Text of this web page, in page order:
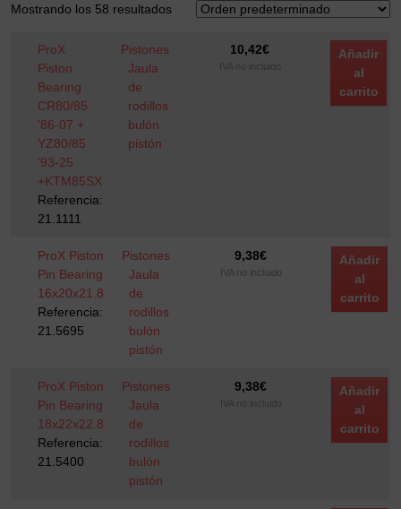
Mostrando los 58 resultados
ProX
Piston
Bearing
CR80/85
'86-07 +
YZ80/85
'93-25
+KTM85SX
Referencia:
21.1111
Pistones
Jaula
de
rodillos
bulón
pistón
10,42€
IVA no incluido
Añadir
al
carrito
ProX Piston
Pin Bearing
16x20x21.8
Referencia:
21.5695
Pistones
Jaula
de
rodillos
bulón
pistón
9,38€
IVA no incluido
Añadir
al
carrito
ProX Piston
Pin Bearing
18x22x22.8
Referencia:
21.5400
Pistones
Jaula
de
rodillos
bulón
pistón
9,38€
IVA no incluido
Añadir
al
carrito